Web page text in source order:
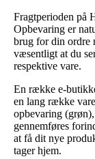
Fragtperioden på
Opbevaring er
brug for din ordre
væsentligt at du
respektive vare.
En række e-
en lang række
opbevaring
gennemføres
at få dit nye
tager hjem.